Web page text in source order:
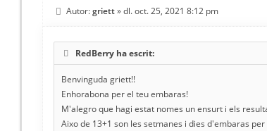
Autor:griett»dl. oct. 25, 2021 8:12 pm
RedBerry ha escrit:
Benvinguda griett!!
Enhorabona per el teu embaras!
M'alegro que hagi estat nomes un ensurt i els
Aixo de 13+1 son les setmanes i dies d'embaras